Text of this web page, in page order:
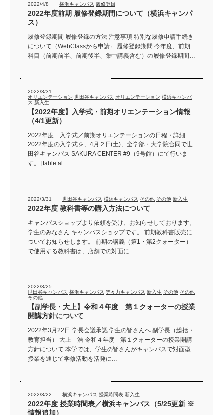
2022/4/8 横浜キャンパス 履修登録
2022年度前期 履修登録期間について（横浜キャンパ
ス）
履修登録期間 履修登録の方法 注意事項 特別な履修申請手続き
について（WebClassから申請） 履修登録期間 今年度、前期
科目（前期前半、前期後半、集中講義含む）の履修登録期間…
2022/3/31
オリエンテーション 世田谷キャンパス オリエンテーション 横浜キャンパ
ス 新入生
【2022年度】入学式・前期オリエンテーション情報
（4/1更新）
2022年度 入学式／前期オリエンテーションの日程・詳細
2022年度の入学式を、4月２日(土)、全学部・大学院合同で世
田谷キャンパス SAKURA CENTER #9（9号館）にて行いま
す。 [table al…
2022/3/31 世田谷キャンパス 横浜キャンパス その他 その他 新入生
2022年度 教科書等の購入方法について
キャンパスショップより依頼を受け、お知らせしております。
学生のみなさん キャンパスショップです。 前期教科書販売に
ついてお知らせします。 前期の講義（第1・第2クォーター）
で使用する教科書は、店舗での対面に…
2022/3/25
世田谷キャンパス 横浜キャンパス 等々力キャンパス 新入生 その他 その他
その他
【副学長・大上】令和４年度 第１クォーターの授業
開講方針について
2022年3月22日 学長会議承認 学生の皆さんへ 副学長（総括・
教育担当） 大上 浩 令和４年度 第１クォーターの授業開講
方針について 本学では、学生の皆さんがキャンパスで対面型
授業を通じて学修活動を活発に…
2022/3/22 横浜キャンパス 授業時間表 新入生
2022年度 授業時間表／横浜キャンパス（5/25更新 ※
情報追加）